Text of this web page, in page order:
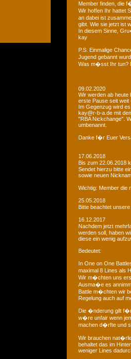
Member finden, die
Wir hoffen Ihr hattet
an dabei ist
gibt. Wie sie jetzt ist
In diesem Sinne,
kay
P.S. Einmalige
Jugend gebannt
Was m�sst Ihr tun?
09.02.2020
Wir werden ab heute
erste Pause seit weit
Im Gegenzug wird
kay@r-b-a.de mit
"RBA Nickchange".
umbenannt.
Danke f�r Euer
17.06.2018
Bis zum 22.06.2018
Sendet hierzu bitte
sowie neuen
Wichtig: Member
25.05.2018
Bitte beachtet
16.12.2017
Nachdem jetzt
werden soll, haben
diese ein wenig
Bedeutet:
In One on One
maximal 8 Lines als
Wir m�chten uns
Ausma�e es
Battle m�chten wir
Regelung auch auf
Die �nderung gilt f�r
w�re unfair wenn
machen d�rfte und
Wir brauchen
behaltet das im
weniger Lines